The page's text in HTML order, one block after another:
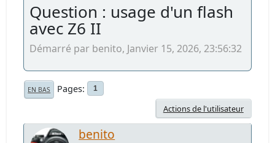
Question : usage d'un flash
avec Z6 II
Démarré par benito, Janvier 15, 2026, 23:56:32
EN BAS Pages 1
Actions de l'utilisateur
benito